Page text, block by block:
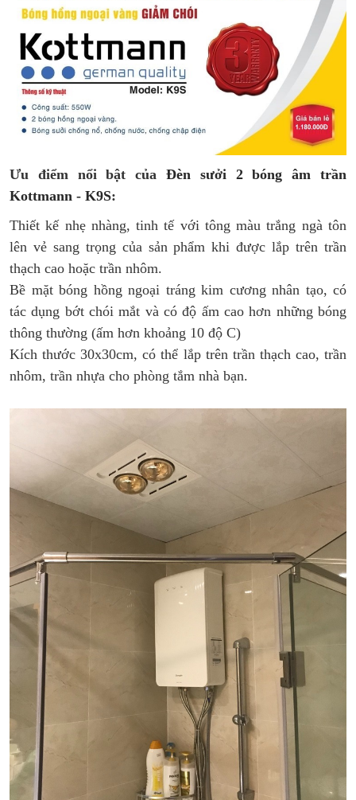
Ưu điểm nổi bật của Đèn sưởi 2 bóng âm trần
Kottmann - K9S:
Thiết kế nhẹ nhàng, tinh tế với tông màu trắng ngà tôn
lên vẻ sang trọng của sản phẩm khi được lắp trên trần
thạch cao hoặc trần nhôm.
Bề mặt bóng hồng ngoại tráng kim cương nhân tạo, có
tác dụng bớt chói mắt và có độ ấm cao hơn những bóng
thông thường (ấm hơn khoảng 10 độ C)
Kích thước 30x30cm, có thể lắp trên trần thạch cao, trần
nhôm, trần nhựa cho phòng tắm nhà bạn.